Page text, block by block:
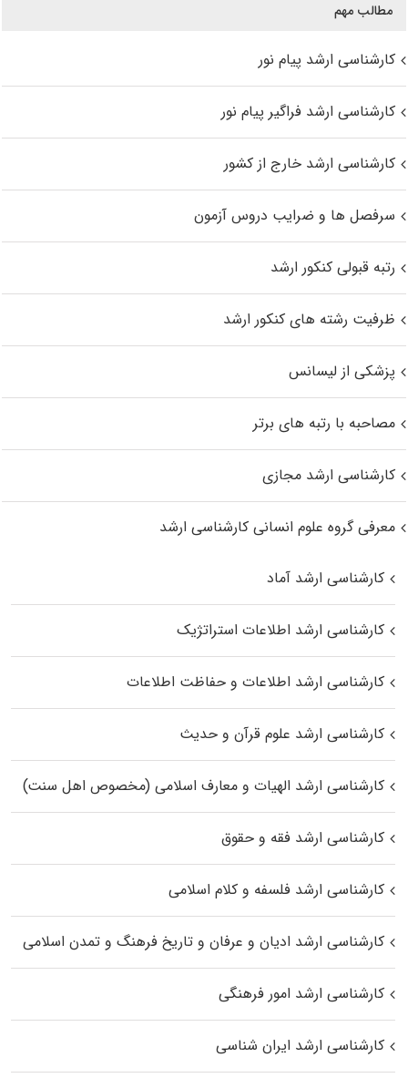
مطالب مهم
کارشناسی ارشد پیام نور
کارشناسی ارشد فراگیر پیام نور
کارشناسی ارشد خارج از کشور
سرفصل ها و ضرایب دروس آزمون
رتبه قبولی کنکور ارشد
ظرفیت رشته های کنکور ارشد
پزشکی از لیسانس
مصاحبه با رتبه های برتر
کارشناسی ارشد مجازی
معرفی گروه علوم انسانی کارشناسی ارشد
کارشناسی ارشد آماد
کارشناسی ارشد اطلاعات استراتژیک
کارشناسی ارشد اطلاعات و حفاظت اطلاعات
کارشناسی ارشد علوم قرآن و حدیث
کارشناسی ارشد الهیات و معارف اسلامی (مخصوص اهل سنت)
کارشناسی ارشد فقه و حقوق
کارشناسی ارشد فلسفه و کلام اسلامی
کارشناسی ارشد ادیان و عرفان و تاریخ فرهنگ و تمدن اسلامی
کارشناسی ارشد امور فرهنگی
کارشناسی ارشد ایران شناسی